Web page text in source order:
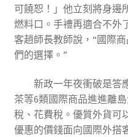
可饒恕！」他立刻將身邊
燃料口。手禮再適合不外
客趙師長教師說，“國際
們的選擇。”
新政一年夜衝破是答
茶等6類國際商品進進離
稅、花費稅。優質外貨可
優惠的價錢面向國際外搭